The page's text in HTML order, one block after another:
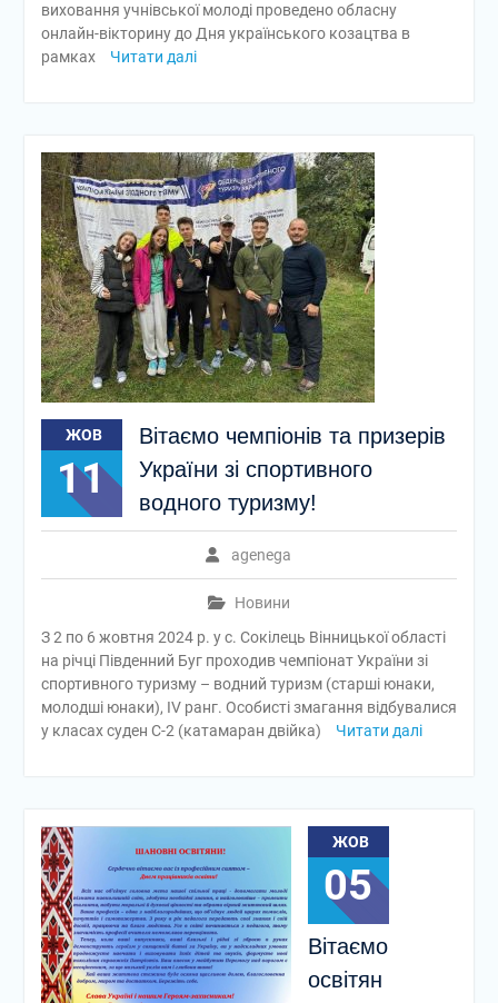
виховання учнівської молоді проведено обласну
онлайн-вікторину до Дня українського козацтва в
рамках
Читати далі
ЖОВ
11
Вітаємо чемпіонів та призерів
України зі спортивного
водного туризму!
agenega
Новини
З 2 по 6 жовтня 2024 р. у с. Сокілець Вінницької області
на річці Південний Буг проходив чемпіонат України зі
спортивного туризму – водний туризм (старші юнаки,
молодші юнаки), IV ранг. Особисті змагання відбувалися
у класах суден С-2 (катамаран двійка)
Читати далі
ЖОВ
05
Вітаємо
освітян